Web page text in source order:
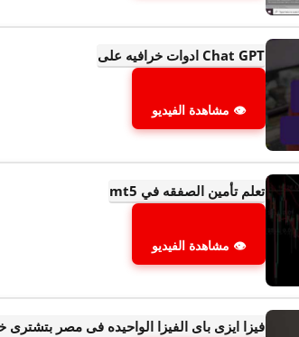
Chat GPT ادوات خرافيه على
👁 مشاهدة الفيديو
تعلم تأمين الصفقه في mt5
👁 مشاهدة الفيديو
فيزا ايزى باى الفيزا الواحيده فى مصر